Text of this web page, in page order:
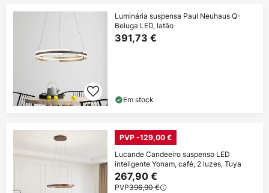
Luminária suspensa Paul Neuhaus Q-
Beluga LED, latão
391,73 €
Em stock
PVP -129,00 €
Lucande Candeeiro suspenso LED
inteligente Yonam, café, 2 luzes, Tuya
267,90 €
PVP396,90 €